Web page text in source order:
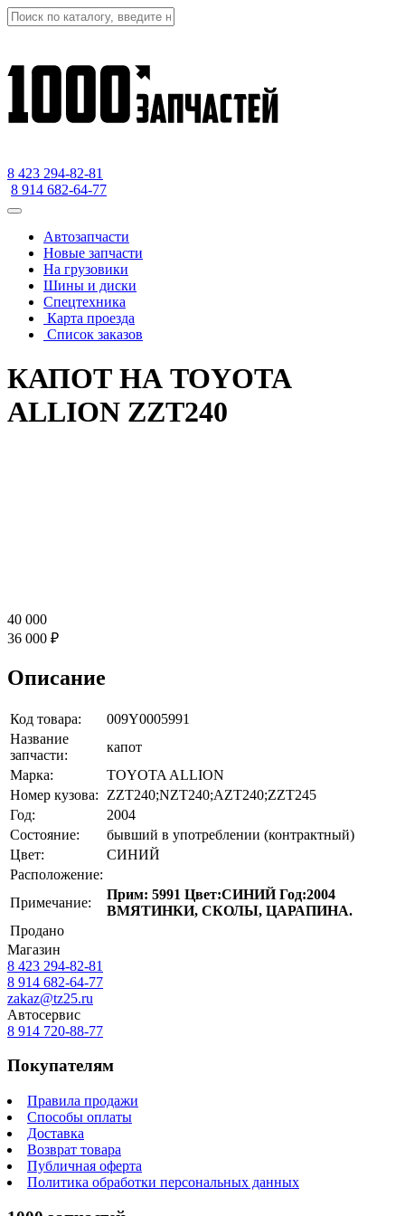
8 423 294-82-81
8 914 682-64-77
Автозапчасти
Новые запчасти
На грузовики
Шины и диски
Спецтехника
Карта проезда
Список заказов
КАПОТ НА TOYOTA
ALLION ZZT240
40 000
36 000 ₽
Описание
Код товара:
009Y0005991
Название
запчасти:
капот
Марка:
TOYOTA ALLION
Номер кузова:
ZZT240;NZT240;AZT240;ZZT245
Год:
2004
Состояние:
бывший в употреблении (контрактный)
Цвет:
СИНИЙ
Расположение:
Примечание:
Прим: 5991 Цвет:СИНИЙ Год:2004
ВМЯТИНКИ, СКОЛЫ, ЦАРАПИНА.
Продано
Магазин
8 423 294-82-81
8 914 682-64-77
zakaz@tz25.ru
Автосервис
8 914 720-88-77
Покупателям
Правила продажи
Способы оплаты
Доставка
Возврат товара
Публичная оферта
Политика обработки персональных данных